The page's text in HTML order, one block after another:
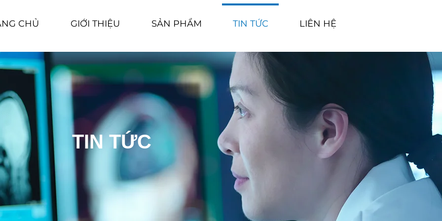
CHỦ GIỚI THIỆU SẢN PHẨM TIN TỨC LIÊN HỆ
TIN TỨC